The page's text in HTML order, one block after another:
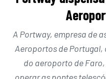
A Portway, empresa de
Aeroportos de Portugal,
do aeroporto de